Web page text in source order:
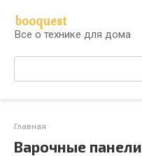
контенту
booquest
Все о технике для дома
Поиск:
Главная
Варочные панели